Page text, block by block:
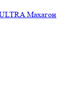
Махагон